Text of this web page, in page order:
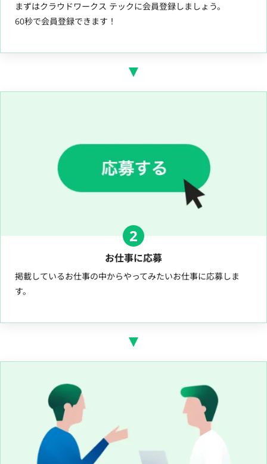
まずはクラウドワークス テックに会員登録しましょう。
60秒で会員登録できます！
2
お仕事に応募
掲載しているお仕事の中からやってみたいお仕事に応募しま
す。